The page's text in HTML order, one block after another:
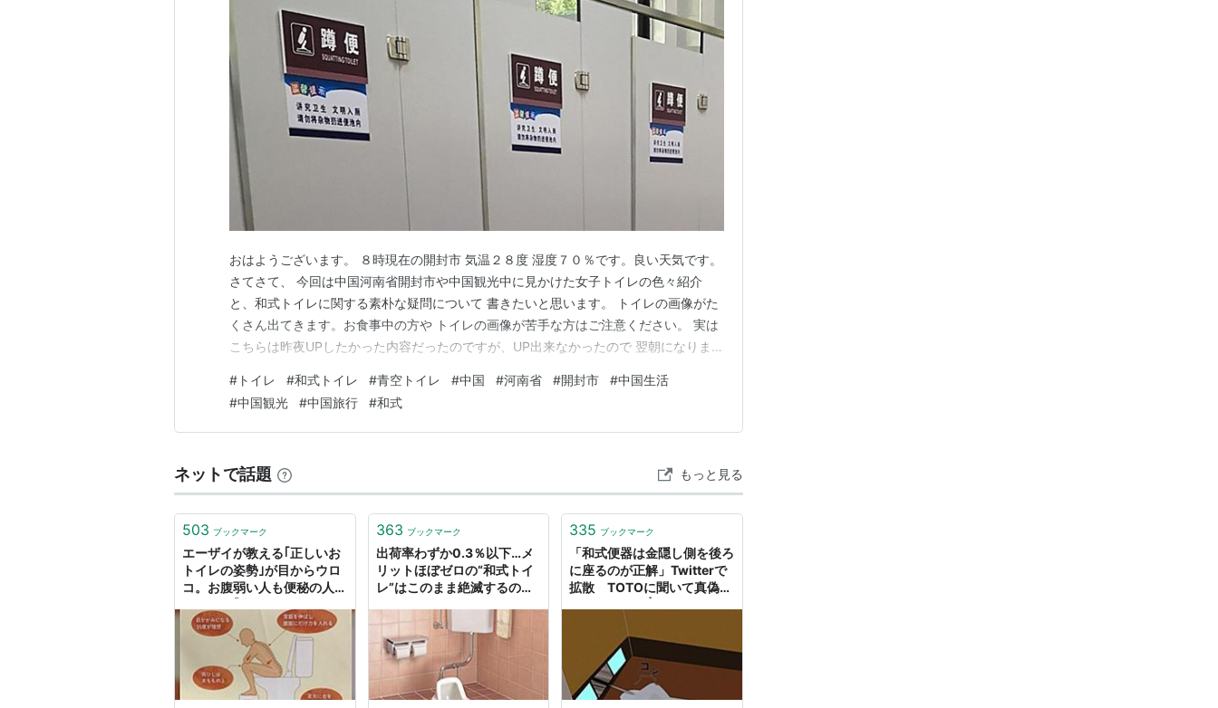
おはようございます。 ８時現在の開封市 気温２８度 湿度７０％です。良い天気です。
さてさて、 今回は中国河南省開封市や中国観光中に見かけた女子トイレの色々紹介
と、和式トイレに関する素朴な疑問について 書きたいと思います。 トイレの画像がた
くさん出てきます。お食事中の方や トイレの画像が苦手な方はご注意ください。 実は
こちらは昨夜UPしたかった内容だったのですが、UP出来なかったので 翌朝になりまし
# トイレ #和式トイレ #青空トイレ #中国 #河南省 #開封市 #中国生活
#中国観光 #中国旅行 #和式
ネットで話題 もっと見る
503 ブックマーク
エーザイが教える｢正しいお
トイレの姿勢｣が目からウロ
コ。お腹弱い人も便秘の人に
｢やはり和式が最高｣｢考える
人だ｣
363 ブックマーク
出荷率わずか0.3％以下…メ
リットほぼゼロの“和式トイ
レ”はこのまま絶滅するの
335 ブックマーク
「和式便器は金隠し側を後ろ
に座るのが正解」Twitterで
拡散 TOTOに聞いて真偽を